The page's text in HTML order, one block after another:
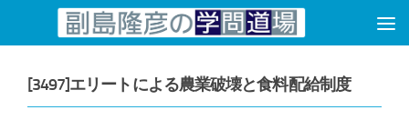
コンテンツへスキップ
[3497]エリートによる農業破壊と食料配給制度